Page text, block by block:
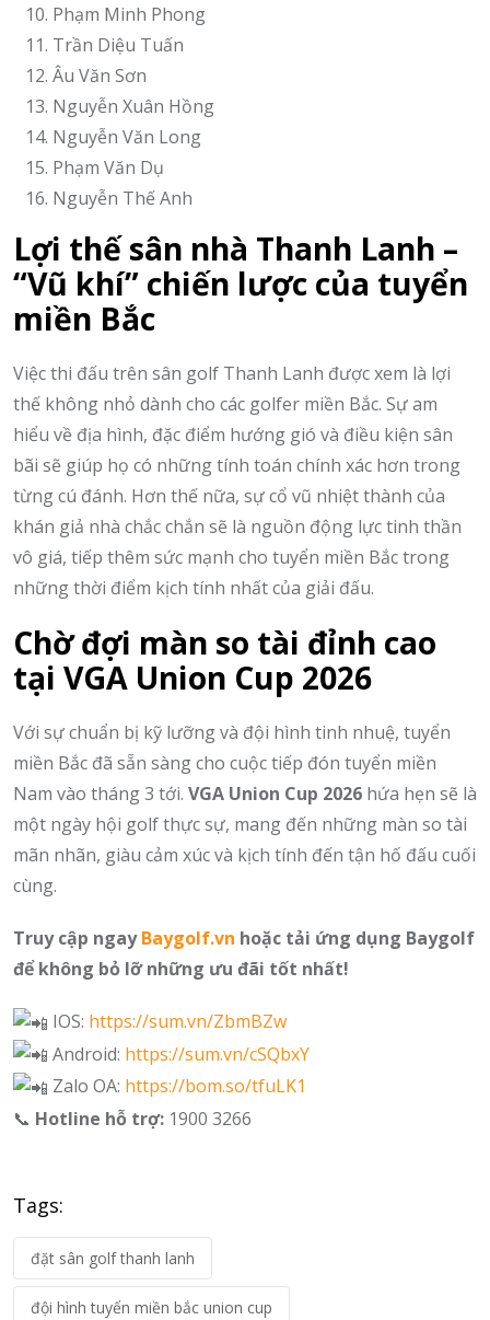
Phạm Minh Phong
Trần Diệu Tuấn
Âu Văn Sơn
Nguyễn Xuân Hồng
Nguyễn Văn Long
Phạm Văn Dụ
Nguyễn Thế Anh
Lợi thế sân nhà Thanh Lanh –
“Vũ khí” chiến lược của tuyển
miền Bắc
Việc thi đấu trên sân golf Thanh Lanh được xem là lợi
thế không nhỏ dành cho các golfer miền Bắc. Sự am
hiểu về địa hình, đặc điểm hướng gió và điều kiện sân
bãi sẽ giúp họ có những tính toán chính xác hơn trong
từng cú đánh. Hơn thế nữa, sự cổ vũ nhiệt thành của
khán giả nhà chắc chắn sẽ là nguồn động lực tinh thần
vô giá, tiếp thêm sức mạnh cho tuyển miền Bắc trong
những thời điểm kịch tính nhất của giải đấu.
Chờ đợi màn so tài đỉnh cao
tại VGA Union Cup 2026
Với sự chuẩn bị kỹ lưỡng và đội hình tinh nhuệ, tuyển
miền Bắc đã sẵn sàng cho cuộc tiếp đón tuyển miền
Nam vào tháng 3 tới. VGA Union Cup 2026 hứa hẹn sẽ là
một ngày hội golf thực sự, mang đến những màn so tài
mãn nhãn, giàu cảm xúc và kịch tính đến tận hố đấu cuối
cùng.
Truy cập ngayBaygolf.vn hoặc tải ứng dụng Baygolf
để không bỏ lỡ những ưu đãi tốt nhất!
IOS: https://sum.vn/ZbmBZw
Android: https://sum.vn/cSQbxY
Zalo OA: https://bom.so/tfuLK1
📞 Hotline hỗ trợ: 1900 3266
Tags:
đặt sân golf thanh lanh
đội hình tuyển miền bắc union cup